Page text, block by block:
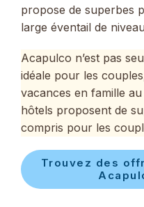
propose de superbes
large éventail de
Acapulco n’est pas
idéale pour les
vacances en famille
hôtels proposent de
compris pour les
Trouvez des